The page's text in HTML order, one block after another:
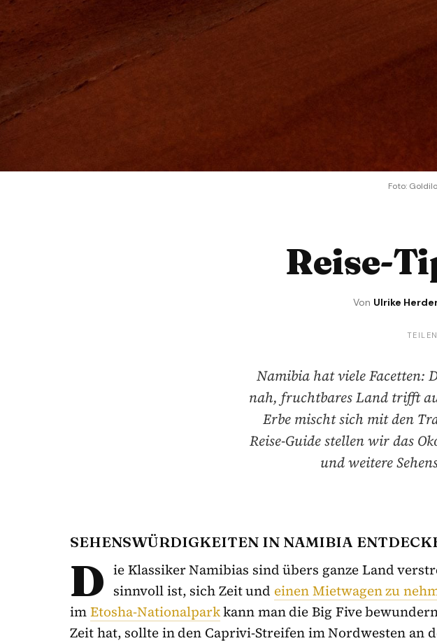
Foto:
Reise-
Von Ulrike
TEILEN
Namibia hat viele Facetten:
nah, fruchtbares Land trifft
Erbe mischt sich mit den
Reise-Guide stellen wir das
und weitere
SEHENSWÜRDIGKEITEN IN NAMIBIA
D ie Klassiker Namibias sind übers ganze Land
sinnvoll ist, sich Zeit und einen Mietwagen zu
imEtosha-Nationalparkkann man die Big Five
Zeit hat, sollte in den Caprivi-Streifen im Nordwesten an